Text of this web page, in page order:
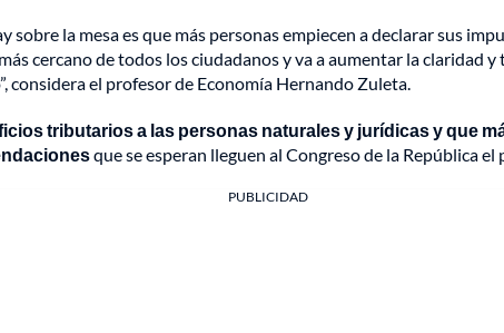
sobre la mesa es que más personas empiecen a declarar sus
cercano de todos los ciudadanos y va a aumentar la claridad
considera el profesor de Economía Hernando Zuleta.
tributarios a las personas naturales y jurídicas y que
que se esperan lleguen al Congreso de la República el
PUBLICIDAD